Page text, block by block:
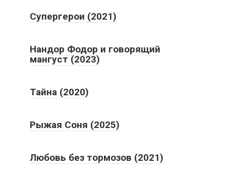
Супергерои (2021)
Нандор Фодор и говорящий
мангуст (2023)
Тайна (2020)
Рыжая Соня (2025)
Любовь без тормозов (2021)